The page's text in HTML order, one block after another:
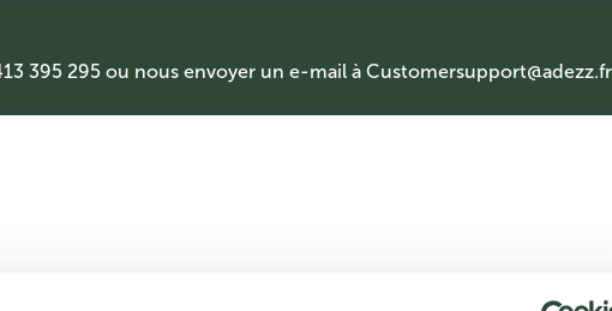
395 295 ou nous envoyer un e-mail à Customersupport@adezz.fr